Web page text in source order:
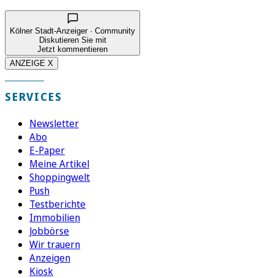
Kölner Stadt-Anzeiger · Community
Diskutieren Sie mit
Jetzt kommentieren
ANZEIGE X
SERVICES
Newsletter
Abo
E-Paper
Meine Artikel
Shoppingwelt
Push
Testberichte
Immobilien
Jobbörse
Wir trauern
Anzeigen
Kiosk